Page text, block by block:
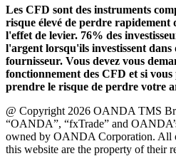
Les CFD sont des instruments
risque élevé de perdre rapidement
l'effet de levier. 76% des
l'argent lorsqu'ils investissent dans
fournisseur. Vous devez vous
fonctionnement des CFD et si
prendre le risque de perdre votre
@ Copyright 2026 OANDA TMS
“OANDA”, “fxTrade” and
owned by OANDA Corporation. All
this website are the property of their